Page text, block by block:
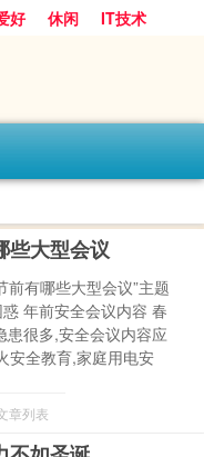
好 休闲
IT技术
些大型会议
前有哪些大型会议”主题
年前安全会议内容 春
患很多,安全会议内容应
安全教育,家庭用电安
章列表